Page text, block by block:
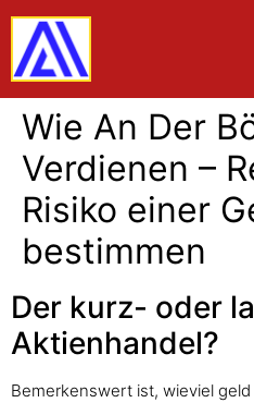
Wie An Der
Verdienen –
Risiko einer
bestimmen
Der kurz- oder
Aktienhandel?
Bemerkenswert ist, wieviel